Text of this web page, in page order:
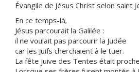
Évangile de Jésus Christ selon saint
En ce temps-là,
Jésus parcourait la Galilée :
il ne voulait pas parcourir la Judée
car les Juifs cherchaient à le tuer.
La fête juive des Tentes était